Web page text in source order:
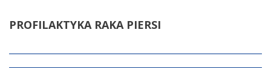
PROFILAKTYKA RAKA PIERSI